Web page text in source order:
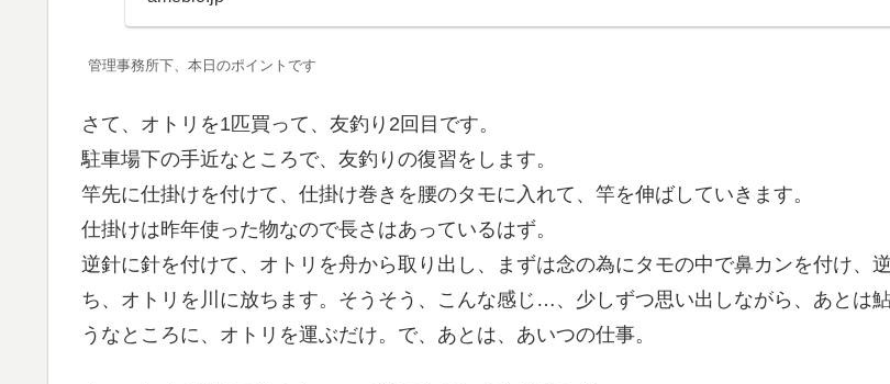
管理事務所下、本日のポイントです
さて、オトリを1匹買って、友釣り2回目です。
駐車場下の手近なところで、友釣りの復習をします。
竿先に仕掛けを付けて、仕掛け巻きを腰のタモに入れて、竿を伸ばしていきます。
仕掛けは昨年使った物なので長さはあっているはず。
逆針に針を付けて、オトリを舟から取り出し、まずは念の為にタモの中で鼻カンを付け、
ち、オトリを川に放ちます。そうそう、こんな感じ…、少しずつ思い出しながら、あとは
うなところに、オトリを運ぶだけ。で、あとは、あいつの仕事。